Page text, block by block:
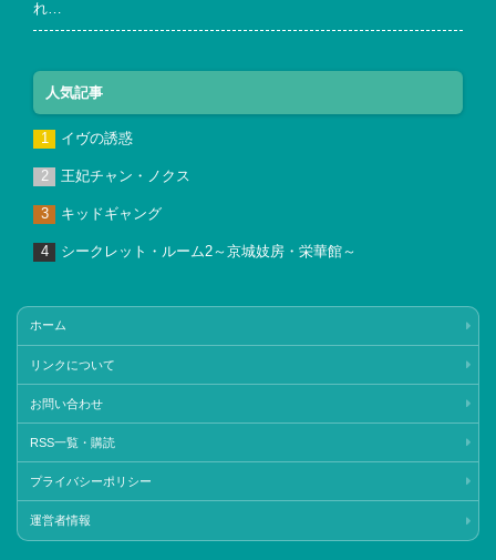
れ…
人気記事
イヴの誘惑
王妃チャン・ノクス
キッドギャング
シークレット・ルーム2～京城妓房・栄華館～
ホーム
リンクについて
お問い合わせ
RSS一覧・購読
プライバシーポリシー
運営者情報